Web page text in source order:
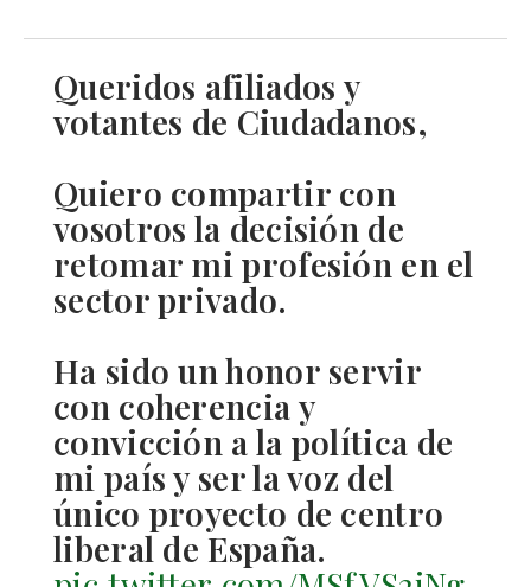
Queridos afiliados y
votantes de Ciudadanos,
Quiero compartir con
vosotros la decisión de
retomar mi profesión en el
sector privado.
Ha sido un honor servir
con coherencia y
convicción a la política de
mi país y ser la voz del
único proyecto de centro
liberal de España.